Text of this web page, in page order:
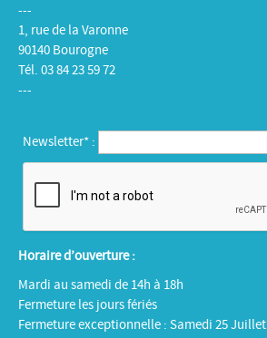
---
1, rue de la Varonne
90140 Bourogne
Tél. 03 84 23 59 72
---
Newsletter* :
Horaire d’ouverture :
Mardi au samedi de 14h à 18h
Fermeture les jours fériés
Fermeture exceptionnelle : Samedi 25 Juillet